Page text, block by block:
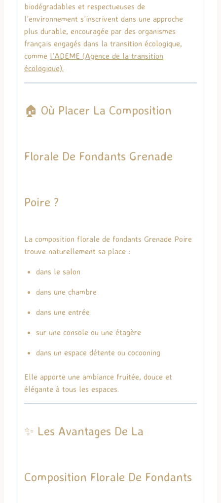
biodégradables et respectueuses de
l’environnement s’inscrivent dans une approche
plus durable, encouragée par des organismes
français engagés dans la transition écologique,
comme l’ADEME (Agence de la transition
écologique).
🏠 Où Placer La Composition
Florale De Fondants Grenade
Poire ?
La composition florale de fondants Grenade Poire
trouve naturellement sa place :
dans le salon
dans une chambre
dans une entrée
sur une console ou une étagère
dans un espace détente ou cocooning
Elle apporte une ambiance fruitée, douce et
élégante à tous les espaces.
✨ Les Avantages De La
Composition Florale De Fondants